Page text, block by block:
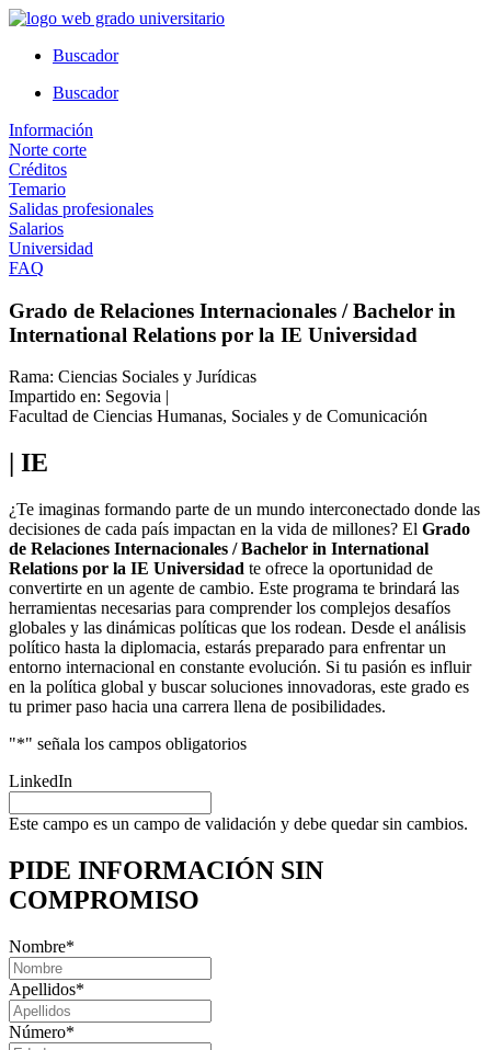
Ir
contenidoBuscador
Buscador
Información
Norte corte
Créditos
Temario
Salidas profesionales
Salarios
Universidad
FAQ
Grado de Relaciones Internacionales / Bachelor in
International Relations por la IE Universidad
Rama: Ciencias Sociales y Jurídicas
Impartido en: Segovia |
Facultad de Ciencias Humanas, Sociales y de Comunicación
| IE
¿Te imaginas formando parte de un mundo interconectado donde las
decisiones de cada país impactan en la vida de millones? El Grado
de Relaciones Internacionales / Bachelor in International
Relations por la IE Universidad te ofrece la oportunidad de
convertirte en un agente de cambio. Este programa te brindará las
herramientas necesarias para comprender los complejos desafíos
globales y las dinámicas políticas que los rodean. Desde el análisis
político hasta la diplomacia, estarás preparado para enfrentar un
entorno internacional en constante evolución. Si tu pasión es influir
en la política global y buscar soluciones innovadoras, este grado es
tu primer paso hacia una carrera llena de posibilidades.
"*" señala los campos obligatorios
LinkedIn
Este campo es un campo de validación y debe quedar sin cambios.
PIDE INFORMACIÓN SIN
COMPROMISO
Nombre*
Apellidos*
Número*